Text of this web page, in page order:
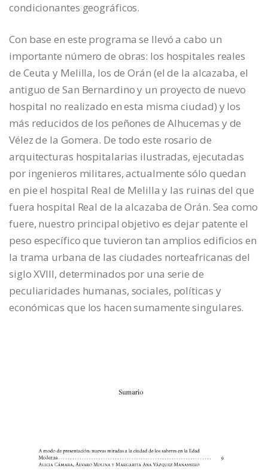
condicionantes geográficos.
Con base en este programa se llevó a cabo un
importante número de obras: los hospitales reales
de Ceuta y Melilla, los de Orán (el de la alcazaba, el
antiguo de San Bernardino y un proyecto de nuevo
hospital no realizado en esta misma ciudad) y los
más reducidos de los peñones de Alhucemas y de
Vélez de la Gomera. De todo este rosario de
arquitecturas hospitalarias ilustradas, ejecutadas
por ingenieros militares, actualmente sólo quedan
en pie el hospital Real de Melilla y las ruinas del que
fuera hospital Real de la alcazaba de Orán. Sea como
fuere, nuestro principal objetivo es dejar patente el
peso específico que tuvieron tan amplios edificios en
la trama urbana de las ciudades norteafricanas del
siglo XVIII, determinados por una serie de
peculiaridades humanas, sociales, políticas y
económicas que los hacen sumamente singulares.